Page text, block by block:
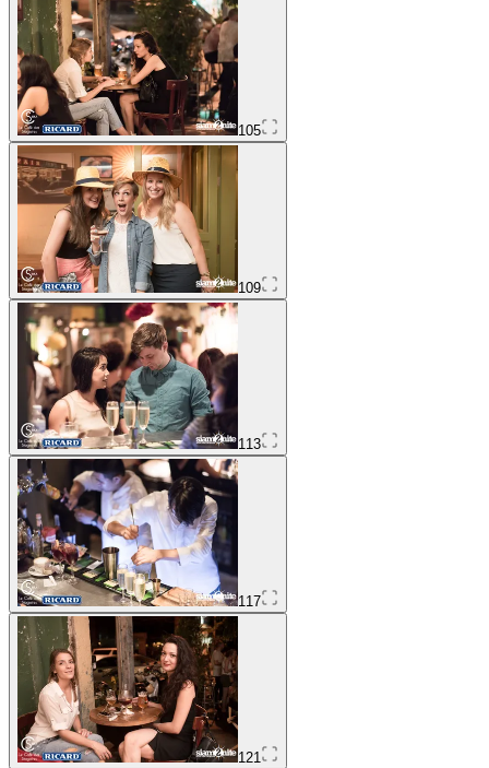
105
109
113
117
121